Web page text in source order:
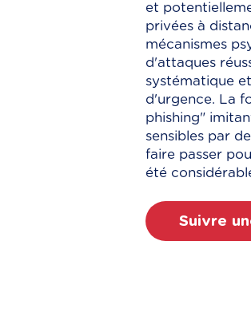
et
privées à
mécanismes
d'attaques
systématique
d'urgence. La
phishing"
sensibles par
faire passer
été
Suivre